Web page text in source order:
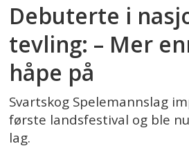
Debuterte i
tevling: – Mer
håpe på
Svartskog Spelemannslag
første landsfestival og ble
lag.